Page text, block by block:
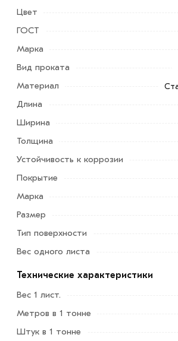
Лист оцинкованный 1.5 мм 1250х2500
прокладке коммуникаций благодаря
небольшому весу и отличным
характеристикам.
Они могут использоваться для
конструкций, а также в качестве
производства других строительных
Для приобретения данной позиции,
«Добавить в корзину»
контактам указанным на сайте.
1.5 мм 1250х2500 мм из категории
интернет-магазине МЕТАЛЛ-РС
Цвет
ГОСТ
Марка
Вид проката
Материал
Длина
Ширина
Толщина
Устойчивость к коррозии
Покрытие
Марка
Размер
Тип поверхности
Вес одного листа
Технические характеристики
Вес 1 лист.
Метров в 1 тонне
Штук в 1 тонне